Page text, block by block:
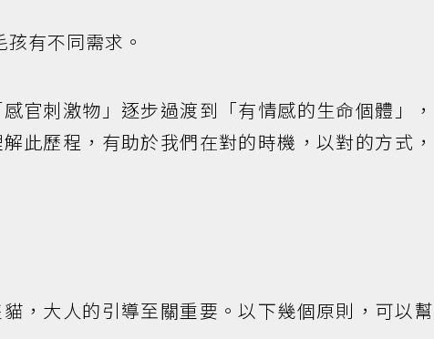
有不同需求。
官刺激物」逐步過渡到「有情感的生命個體」，
此歷程，有助於我們在對的時機，以對的方式，
，大人的引導至關重要。以下幾個原則，可以幫